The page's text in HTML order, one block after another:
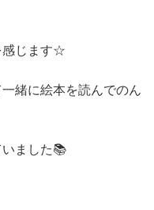
感じます☆
緒に絵本を読んでのん
ました📚